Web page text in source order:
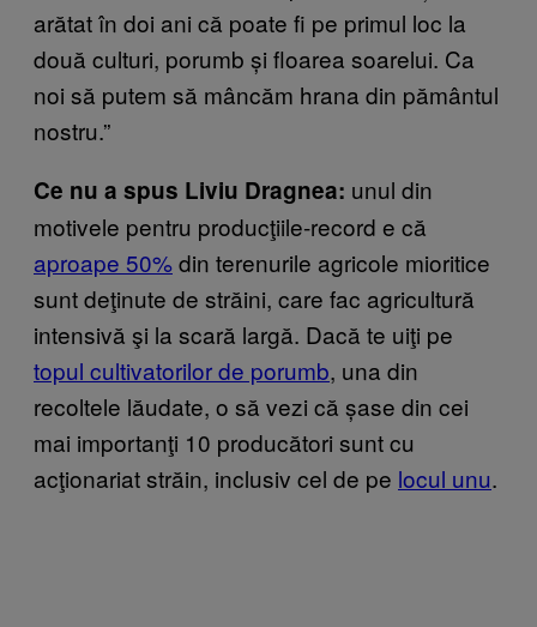
arătat în doi ani că poate fi pe primul loc la
două culturi, porumb și floarea soarelui. Ca
noi să putem să mâncăm hrana din pământul
nostru.”
Ce nu a spus Liviu Dragnea: unul din
motivele pentru producţiile-record e că
aproape 50%din terenurile agricole mioritice
sunt deţinute de străini, care fac agricultură
intensivă şi la scară largă. Dacă te uiţi pe
topul cultivatorilor de porumb, una din
recoltele lăudate, o să vezi că șase din cei
mai importanţi 10 producători sunt cu
acţionariat străin, inclusiv cel de pe locul unu.